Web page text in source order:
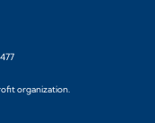
organization.